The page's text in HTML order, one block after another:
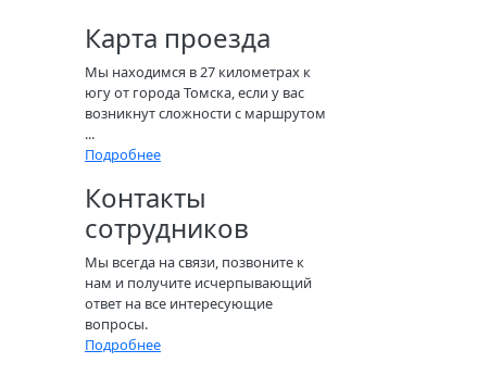
Карта проезда
Мы находимся в 27 километрах к
югу от города Томска, если у вас
возникнут сложности с маршрутом
...
Подробнее
Контакты
сотрудников
Мы всегда на связи, позвоните к
нам и получите исчерпывающий
ответ на все интересующие
вопросы.
Подробнее